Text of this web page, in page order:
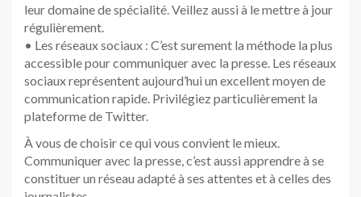
leur domaine de spécialité. Veillez aussi à le mettre à jour
régulièrement.
• Les réseaux sociaux : C’est surement la méthode la plus
accessible pour communiquer avec la presse. Les réseaux
sociaux représentent aujourd’hui un excellent moyen de
communication rapide. Privilégiez particulièrement la
plateforme de Twitter.
À vous de choisir ce qui vous convient le mieux.
Communiquer avec la presse, c’est aussi apprendre à se
constituer un réseau adapté à ses attentes et à celles des